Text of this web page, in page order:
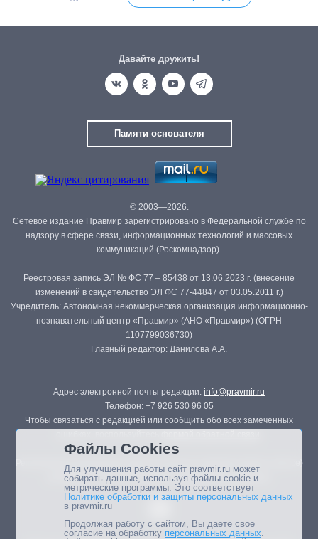
Давайте дружить!
Памяти основателя
© 2003—2026.
Сетевое издание Правмир зарегистрировано в Федеральной службе по
надзору в сфере связи, информационных технологий и массовых
коммуникаций (Роскомнадзор).
Реестровая запись ЭЛ № ФС 77 – 85438 от 13.06.2023 г. (внесение
изменений в свидетельство ЭЛ ФС 77-44847 от 03.05.2011 г.)
Учредитель: Автономная некоммерческая организация информационно-
познавательный центр «Правмир» (АНО «Правмир») (ОГРН
1107799036730)
Главный редактор: Данилова А.А.
Адрес электронной почты редакции: info@pravmir.ru
Телефон: +7 926 530 96 05
Чтобы связаться с редакцией или сообщить обо всех замеченных
Републикация материалов сайта в печатных изданиях (книгах, прессе)
возможна только с письменного разрешения редакции.
Файлы Cookies
Для улучшения работы сайт pravmir.ru может
собирать данные, используя файлы cookie и
метрические программы. Это соответствует
Политике обработки и защиты персональных данных
в pravmir.ru
Продолжая работу с сайтом, Вы даете свое
согласие на обработку персональных данных.